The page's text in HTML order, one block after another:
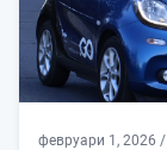
февруари 1, 2026